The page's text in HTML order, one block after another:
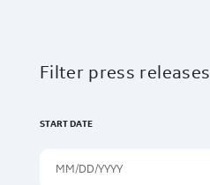
Filter press releases
START DATE